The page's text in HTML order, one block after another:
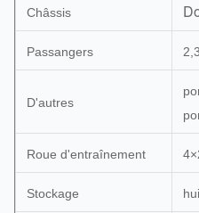
Châssis
Passangers 2,3
D'autres
Roue d'entraînement
Stockage